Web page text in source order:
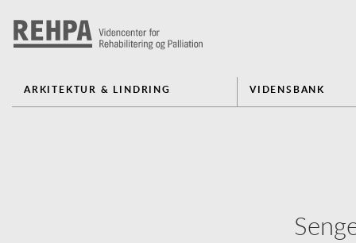
ARKITEKTUR & LINDRING VIDENSBANK